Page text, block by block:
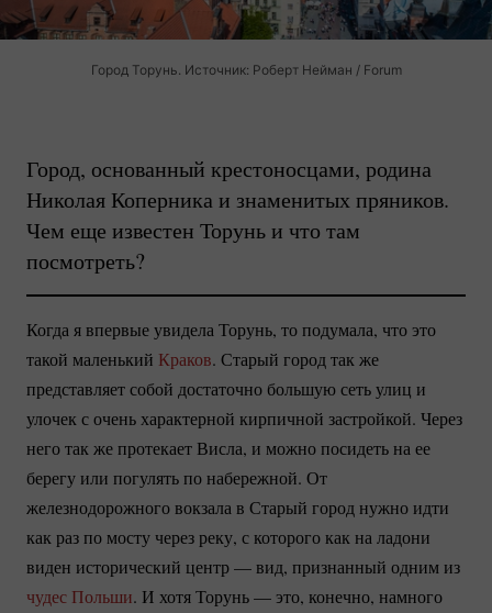
Город Торунь. Источник: Роберт Нейман / Forum
Город, основанный крестоносцами, родина
Николая Коперника и знаменитых пряников.
Чем еще известен Торунь и что там
посмотреть?
Когда я впервые увидела Торунь, то подумала, что это
такой маленький Краков. Старый город так же
представляет собой достаточно большую сеть улиц и
улочек с очень характерной кирпичной застройкой. Через
него так же протекает Висла, и можно посидеть на ее
берегу или погулять по набережной. От
железнодорожного вокзала в Старый город нужно идти
как раз по мосту через реку, с которого как на ладони
виден исторический центр — вид, признанный одним из
чудес Польши. И хотя Торунь — это, конечно, намного